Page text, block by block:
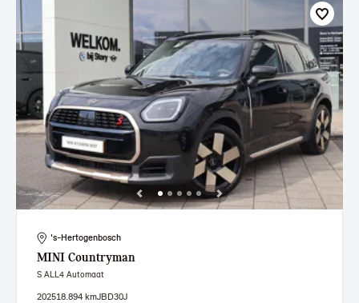
's-Hertogenbosch
MINI Countryman
S ALL4 Automaat
202518.894 kmJBD30J